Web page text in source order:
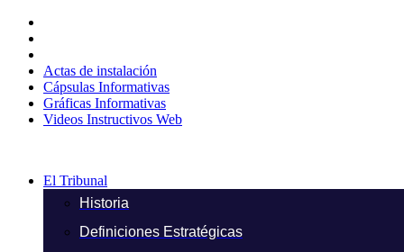
contenido
Actas de instalación
Cápsulas Informativas
Gráficas Informativas
Videos Instructivos Web
El Tribunal
Historia
Definiciones Estratégicas